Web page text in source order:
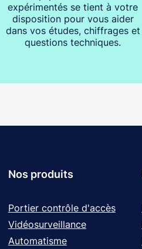
expérimentés se tient à votre
disposition pour vous aider
dans vos études, chiffrages et
questions techniques.
Nos produits
Portier contrôle d'accès
Vidéosurveillance
Automatisme